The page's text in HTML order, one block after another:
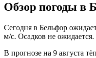
Обзор погоды в
Сегодня в Бельфор
м/с. Осадков не ожидается.
В прогнозе на 9 августа